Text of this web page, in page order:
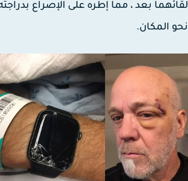
بعد ، مما إطره على الإصراع بدراجته
المكان.